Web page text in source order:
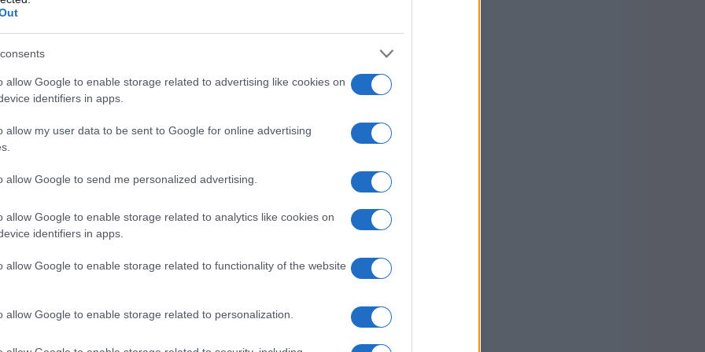
allow Google to enable storage related to advertising like cookies on
identifiers in apps.
allow my user data to be sent to Google for online advertising
allow Google to send me personalized advertising.
allow Google to enable storage related to analytics like cookies on
identifiers in apps.
allow Google to enable storage related to functionality of the website
allow Google to enable storage related to personalization.
l’importanza di questi luoghi suggestivi,
ma anche eventi significativi come il 150°
Pompei e il centenario del Campanile
Queste celebrazioni non sono solo un
educare e coinvolgere il pubblico, rendendo